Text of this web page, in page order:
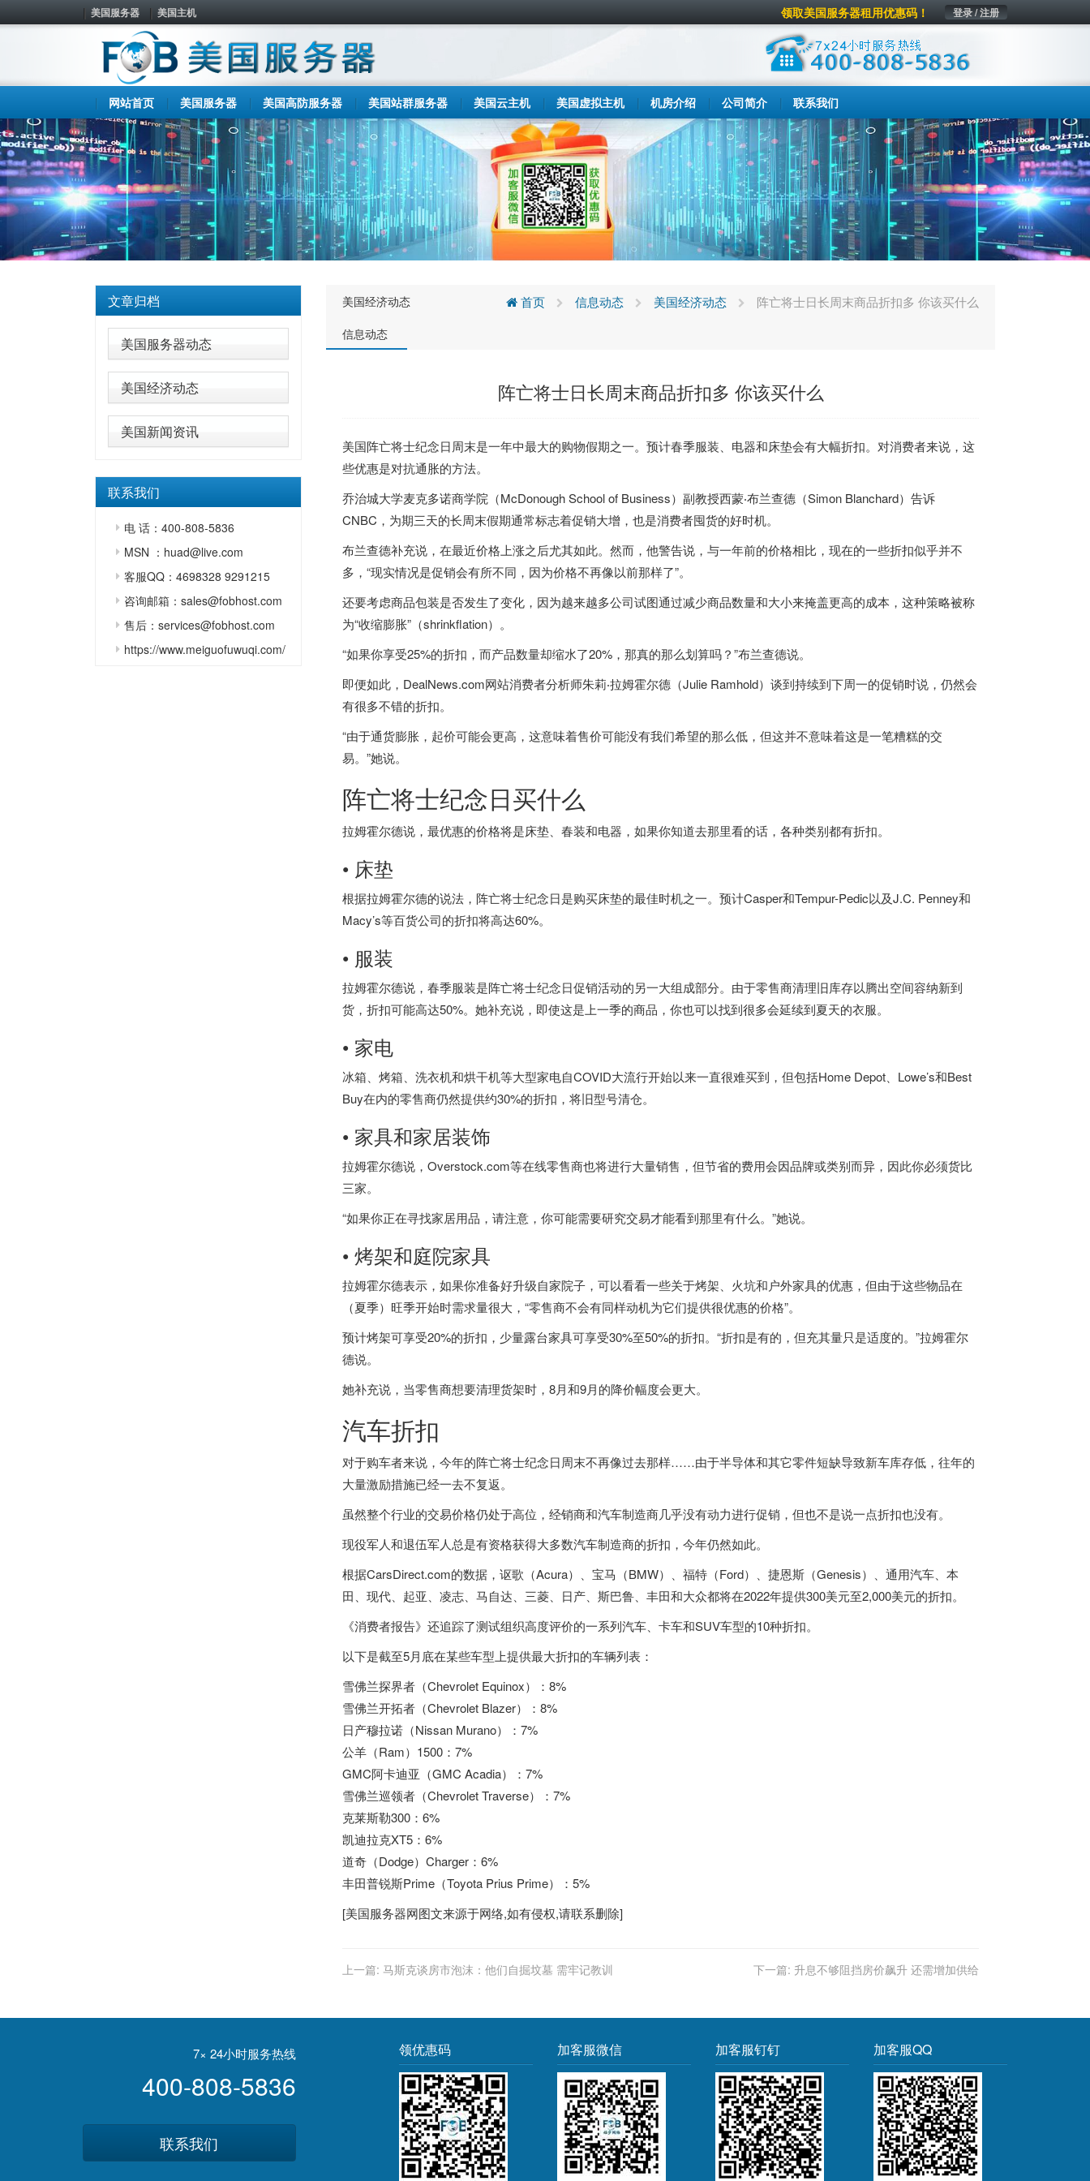
美国服务器 美国主机 登录 / 注册
领取美国服务器租用优惠码！
网站首页 美国服务器 美国高防服务器 美国站群服务器 美国云主机 美国虚拟主机 机房介绍 公司简介 联系我们
文章归档
美国服务器动态
美国经济动态
美国新闻资讯
联系我们
电 话：400-808-5836
MSN ：huad@live.com
客服QQ：4698328 9291215
咨询邮箱：sales@fobhost.com
售后：services@fobhost.com
https://www.meiguofuwuqi.com/
美国经济动态
信息动态
首页 信息动态 美国经济动态 阵亡将士日长周末商品折扣多 你该买什么
阵亡将士日长周末商品折扣多 你该买什么
美国阵亡将士纪念日周末是一年中最大的购物假期之一。预计春季服装、电器和床垫会有大幅折扣。对消费者来说，这
些优惠是对抗通胀的方法。
乔治城大学麦克多诺商学院（McDonough School of Business）副教授西蒙‧布兰查德（Simon Blanchard）告诉
CNBC，为期三天的长周末假期通常标志着促销大增，也是消费者囤货的好时机。
布兰查德补充说，在最近价格上涨之后尤其如此。然而，他警告说，与一年前的价格相比，现在的一些折扣似乎并不
多，“现实情况是促销会有所不同，因为价格不再像以前那样了”。
还要考虑商品包装是否发生了变化，因为越来越多公司试图通过减少商品数量和大小来掩盖更高的成本，这种策略被称
为“收缩膨胀”（shrinkflation）。
“如果你享受25%的折扣，而产品数量却缩水了20%，那真的那么划算吗？”布兰查德说。
即便如此，DealNews.com网站消费者分析师朱莉‧拉姆霍尔德（Julie Ramhold）谈到持续到下周一的促销时说，仍然会
有很多不错的折扣。
“由于通货膨胀，起价可能会更高，这意味着售价可能没有我们希望的那么低，但这并不意味着这是一笔糟糕的交
易。”她说。
阵亡将士纪念日买什么
拉姆霍尔德说，最优惠的价格将是床垫、春装和电器，如果你知道去那里看的话，各种类别都有折扣。
• 床垫
根据拉姆霍尔德的说法，阵亡将士纪念日是购买床垫的最佳时机之一。预计Casper和Tempur-Pedic以及J.C. Penney和
Macy’s等百货公司的折扣将高达60%。
• 服装
拉姆霍尔德说，春季服装是阵亡将士纪念日促销活动的另一大组成部分。由于零售商清理旧库存以腾出空间容纳新到
货，折扣可能高达50%。她补充说，即使这是上一季的商品，你也可以找到很多会延续到夏天的衣服。
• 家电
冰箱、烤箱、洗衣机和烘干机等大型家电自COVID大流行开始以来一直很难买到，但包括Home Depot、Lowe’s和Best
Buy在内的零售商仍然提供约30%的折扣，将旧型号清仓。
• 家具和家居装饰
拉姆霍尔德说，Overstock.com等在线零售商也将进行大量销售，但节省的费用会因品牌或类别而异，因此你必须货比
三家。
“如果你正在寻找家居用品，请注意，你可能需要研究交易才能看到那里有什么。”她说。
• 烤架和庭院家具
拉姆霍尔德表示，如果你准备好升级自家院子，可以看看一些关于烤架、火坑和户外家具的优惠，但由于这些物品在
（夏季）旺季开始时需求量很大，“零售商不会有同样动机为它们提供很优惠的价格”。
预计烤架可享受20%的折扣，少量露台家具可享受30%至50%的折扣。“折扣是有的，但充其量只是适度的。”拉姆霍尔
德说。
她补充说，当零售商想要清理货架时，8月和9月的降价幅度会更大。
汽车折扣
对于购车者来说，今年的阵亡将士纪念日周末不再像过去那样……由于半导体和其它零件短缺导致新车库存低，往年的
大量激励措施已经一去不复返。
虽然整个行业的交易价格仍处于高位，经销商和汽车制造商几乎没有动力进行促销，但也不是说一点折扣也没有。
现役军人和退伍军人总是有资格获得大多数汽车制造商的折扣，今年仍然如此。
根据CarsDirect.com的数据，讴歌（Acura）、宝马（BMW）、福特（Ford）、捷恩斯（Genesis）、通用汽车、本
田、现代、起亚、凌志、马自达、三菱、日产、斯巴鲁、丰田和大众都将在2022年提供300美元至2,000美元的折扣。
《消费者报告》还追踪了测试组织高度评价的一系列汽车、卡车和SUV车型的10种折扣。
以下是截至5月底在某些车型上提供最大折扣的车辆列表：
雪佛兰探界者（Chevrolet Equinox）：8%
雪佛兰开拓者（Chevrolet Blazer）：8%
日产穆拉诺（Nissan Murano）：7%
公羊（Ram）1500：7%
GMC阿卡迪亚（GMC Acadia）：7%
雪佛兰巡领者（Chevrolet Traverse）：7%
克莱斯勒300：6%
凯迪拉克XT5：6%
道奇（Dodge）Charger：6%
丰田普锐斯Prime（Toyota Prius Prime）：5%
[美国服务器网图文来源于网络,如有侵权,请联系删除]
上一篇: 马斯克谈房市泡沫：他们自掘坟墓 需牢记教训 下一篇: 升息不够阻挡房价飙升 还需增加供给
7× 24小时服务热线
400-808-5836
联系我们
领优惠码 加客服微信 加客服钉钉 加客服QQ